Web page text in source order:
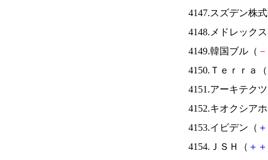
4147.スズデン株
4148.メドレック
4149.韓国ブル（ －
4150.Ｔｅｒｒａ（
4151.アーキテク
4152.キオクシア
4153.イビデン（ ＋
4154.ＪＳＨ（ ＋ ＋